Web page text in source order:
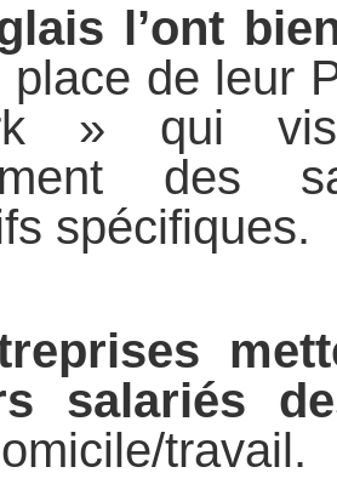
l’ont
place de leur
» qui
des
spécifiques.
salariés
travail.